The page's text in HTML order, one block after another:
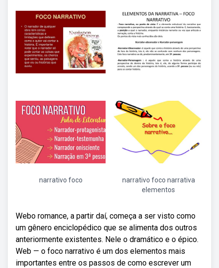
narrativo foco
narrativo foco narrativa
elementos
Webo romance, a partir daí, começa a ser visto como
um gênero enciclopédico que se alimenta dos outros
anteriormente existentes. Nele o dramático e o épico.
Web — o foco narrativo é um dos elementos mais
importantes entre os passos de como escrever um